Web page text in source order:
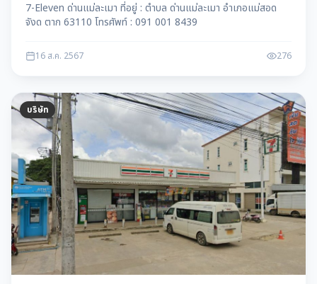
7-Eleven ด่านแม่ละเมา ที่อยู่ : ตำบล ด่านแม่ละเมา อำเภอแม่สอด
จังด ตาก 63110 โทรศัพท์ : 091 001 8439
16 ส.ค. 2567 276
บริษัท